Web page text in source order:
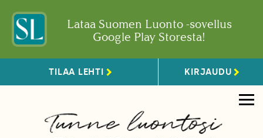
Lataa Suomen Luonto -sovellus
Google Play Storesta!
TILAA LEHTI KIRJAUDU